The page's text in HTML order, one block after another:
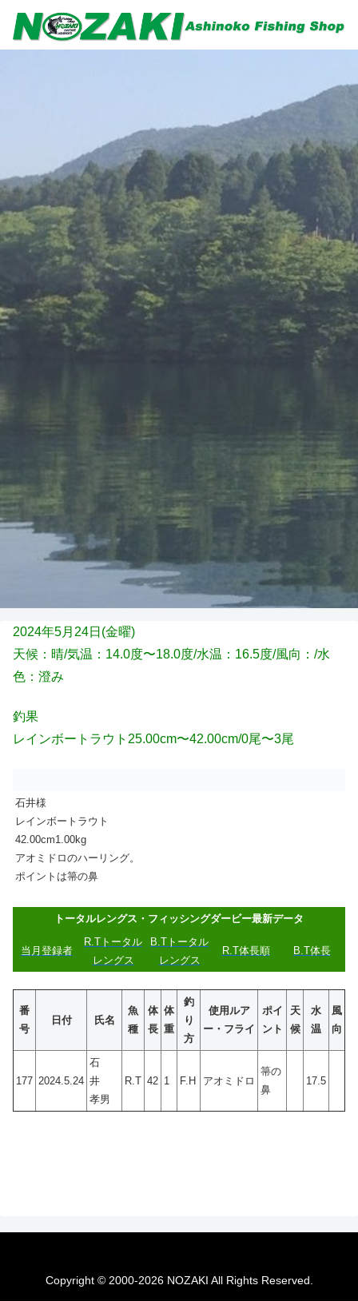
2024年5月24日(金曜)
天候：晴/気温：14.0度〜18.0度/水温：16.5度/風向： /水
色：澄み
釣果
レインボートラウト25.00cm〜42.00cm/0尾〜3尾
石井様
レインボートラウト
42.00cm1.00kg
アオミドロのハーリング。
ポイントは箒の鼻
トータルレングス・フィッシングダービー最新データ
当月登録者
R.Tトータル
レングス
B.Tトータル
レングス
R.T体長順 B.T体長
番
号
日付 氏名
魚
種
体
長
体
重
釣
り
方
使用ルア
ー・フライ
ポイ
ント
天
候
水
温
風
向
177 2024.5.24
石
井
孝男
R.T 42 1 F.H アオミドロ
箒の
鼻
17.5
Copyright © 2000-2026 NOZAKI All Rights Reserved.